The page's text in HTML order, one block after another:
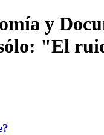
y
"El